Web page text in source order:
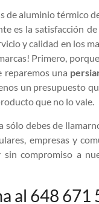
de aluminio térmico
es la satisfacción
y calidad en los
Primero,
reparemos una
un presupuesto
que no lo vale.
sólo debes de
empresas y
sin compromiso a
al 648 671